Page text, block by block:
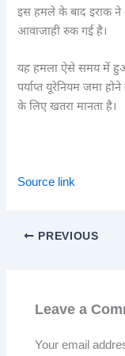
इस हमले के बाद इराक ने
आवाजाही रुक गई है।
यह हमला ऐसे समय में
पर्याप्त यूरेनियम जमा
के लिए खतरा मानता है।
Source link
PREVIOUS
Leave a
Your email